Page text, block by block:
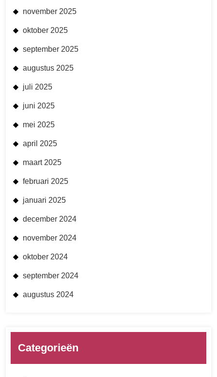
november 2025
oktober 2025
september 2025
augustus 2025
juli 2025
juni 2025
mei 2025
april 2025
maart 2025
februari 2025
januari 2025
december 2024
november 2024
oktober 2024
september 2024
augustus 2024
Categorieën